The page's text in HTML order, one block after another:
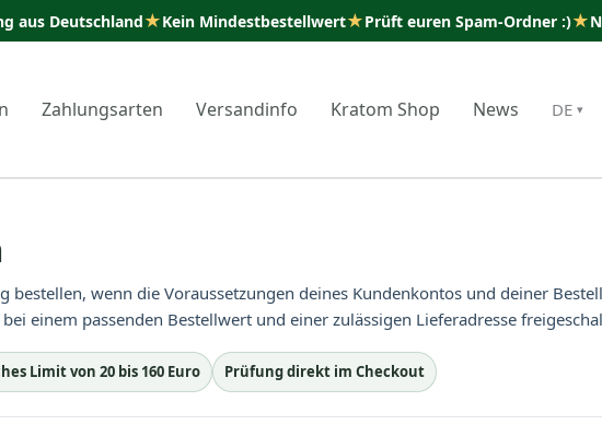
aus Deutschland★Kein Mindestbestellwert★Prüft euren Spam-Ordner :)★
Zahlungsarten Versandinfo Kratom Shop News DE
wenn die Voraussetzungen deines Kundenkontos und deiner
einem passenden Bestellwert und einer zulässigen Lieferadresse
Limit von 20 bis 160 Euro Prüfung direkt im Checkout